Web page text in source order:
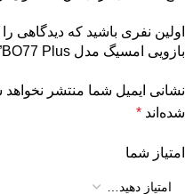
اولین نفری باشید که دیدگاهی
بازویی امسیگ مدل BO77 Plus”
نشانی ایمیل شما منتشر
شده‌اند *
امتیاز شما